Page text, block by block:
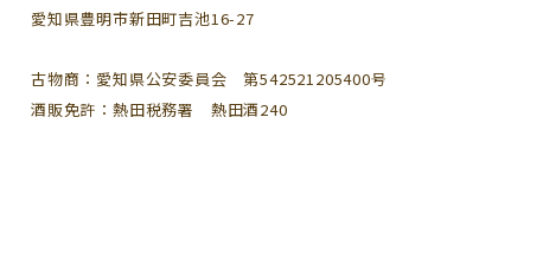
愛知県豊明市新田町吉池16-27
古物商：愛知県公安委員会 第542521205400号
酒販免許：熱田税務署 熱田酒240